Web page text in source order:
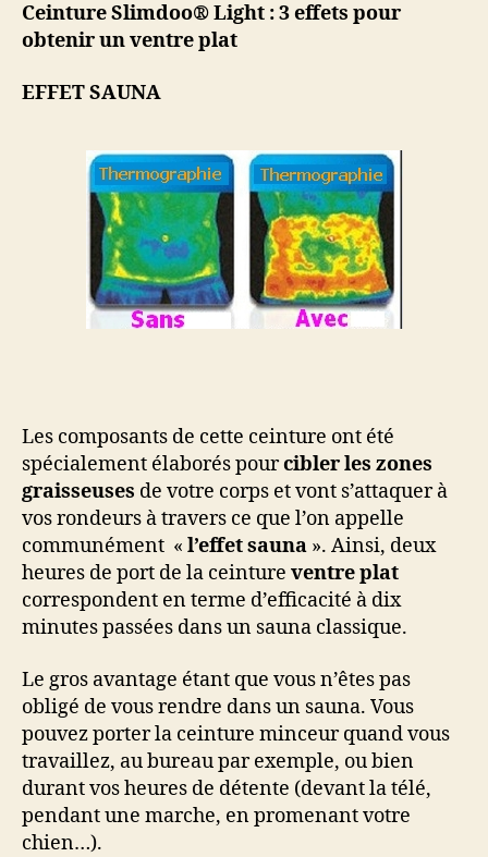
Ceinture Slimdoo® Light : 3 effets pour
obtenir un ventre plat
EFFET SAUNA
Les composants de cette ceinture ont été
spécialement élaborés pourcibler les zones
graisseuses de votre corps et vont s’attaquer à
vos rondeurs à travers ce que l’on appelle
communément « l’effet sauna ». Ainsi, deux
heures de port de la ceinture ventre plat
correspondent en terme d’efficacité à dix
minutes passées dans un sauna classique.
Le gros avantage étant que vous n’êtes pas
obligé de vous rendre dans un sauna. Vous
pouvez porter la ceinture minceur quand vous
travaillez, au bureau par exemple, ou bien
durant vos heures de détente (devant la télé,
pendant une marche, en promenant votre
chien…).